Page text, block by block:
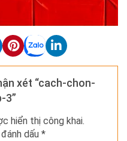
xét “cach-chon-
3”
hiển thị công khai.
dấu *